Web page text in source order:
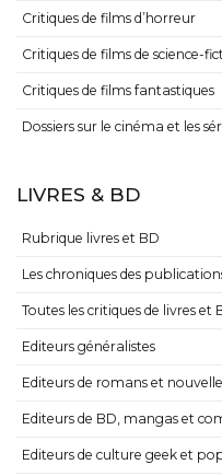
Critiques de films d’horreur
Critiques de films de science-
Critiques de films fantastiques
Dossiers sur le cinéma et les
LIVRES & BD
Rubrique livres et BD
Les chroniques des
Toutes les critiques de livres et
Editeurs généralistes
Editeurs de romans et
Editeurs de BD, mangas et
Editeurs de culture geek et